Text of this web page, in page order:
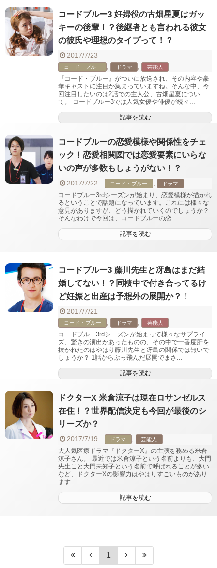
コードブルー3 妊婦役の古畑星夏はガッ
キーの後輩！？後継者とも言われる彼女
の彼氏や理想のタイプって！？
2017/7/23
コード・ブルー , ドラマ , 芸能人
『コード・ブルー』がついに放送され、その内容や豪
華キャストに注目が集まっていますね。そんな中、今
回注目したいのは2話での主人公、古畑星夏につい
て。 コードブルー3では人気女優や俳優が続々...
記事を読む
コードブルーの恋愛模様や関係性をチェ
ック！恋愛相関図では恋愛要素にいらな
いの声が多数もしょうがない！？
2017/7/22 コード・ブルー , ドラマ
コードブルー3rdシーズンが始まり、恋愛模様が描かれ
るということで話題になっています。これには様々な
意見がありますが、どう描かれていくのでしょうか？
そんなわけで今回は、コードブルーの恋...
記事を読む
コードブルー3 藤川先生と冴島はまだ結
婚してない！？同棲中で付き合ってるけ
ど妊娠と出産は予想外の展開か？！
2017/7/21
コード・ブルー , ドラマ , 芸能人
コードブルー3rdシーズンが始まって様々なサプライ
ズ、驚きの演出があったものの、その中で一番度肝を
抜かれたのはやはり藤川先生と冴島の関係では無いで
しょうか？ 1話からぶっ飛んだ展開でまさ...
記事を読む
ドクターX 米倉涼子は現在ロサンゼルス
在住！？世界配信決定も今回が最後のシ
リーズか？
2017/7/19 ドラマ , 芸能人
大人気医療ドラマ『ドクターX』の主演を務める米倉
涼子さん。 最近では米倉涼子という名前よりも、大門
先生こと大門未知子という名前で呼ばれることが多い
など、ドクターXの影響力はやはりすごいものがあり
ます...
記事を読む
1